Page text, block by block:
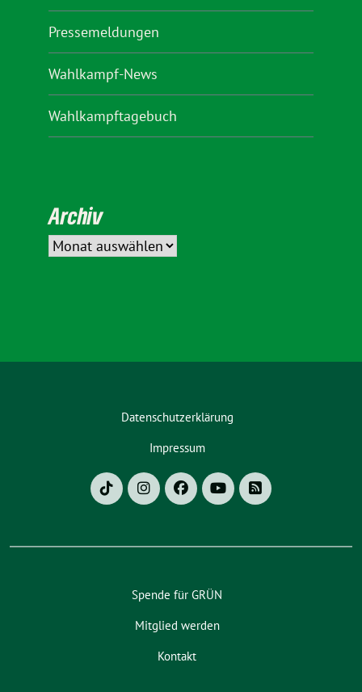
Pressemeldungen
Wahlkampf-News
Wahlkampftagebuch
Archiv
Datenschutzerklärung
Impressum
Spende für GRÜN
Mitglied werden
Kontakt